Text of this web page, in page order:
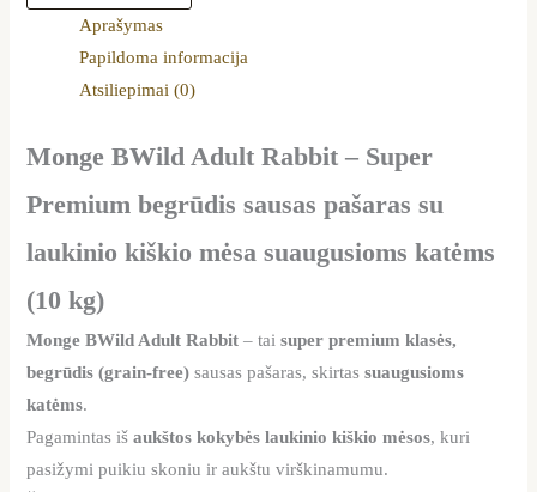
Aprašymas
Papildoma informacija
Atsiliepimai (0)
Monge BWild Adult Rabbit – Super
Premium begrūdis sausas pašaras su
laukinio kiškio mėsa suaugusioms katėms
(10 kg)
Monge BWild Adult Rabbit – taisuper premium klasės,
begrūdis (grain-free) sausas pašaras, skirtassuaugusioms
katėms.
Pagamintas išaukštos kokybės laukinio kiškio mėsos, kuri
pasižymi puikiu skoniu ir aukštu virškinamumu.